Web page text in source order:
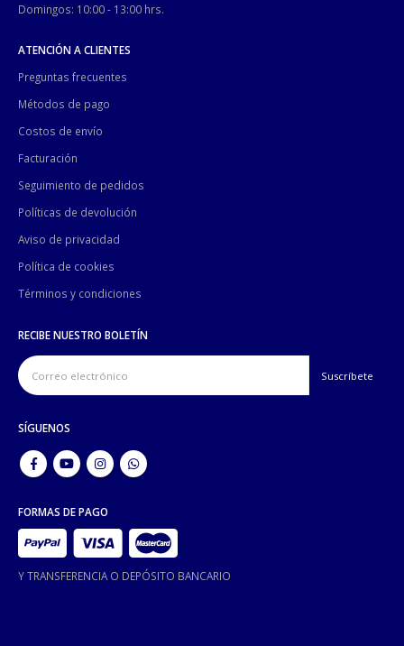
Domingos: 10:00 - 13:00 hrs.
ATENCIÓN A CLIENTES
Preguntas frecuentes
Métodos de pago
Costos de envío
Facturación
Seguimiento de pedidos
Políticas de devolución
Aviso de privacidad
Política de cookies
Términos y condiciones
RECIBE NUESTRO BOLETÍN
SÍGUENOS
FORMAS DE PAGO
Y TRANSFERENCIA O DEPÓSITO BANCARIO